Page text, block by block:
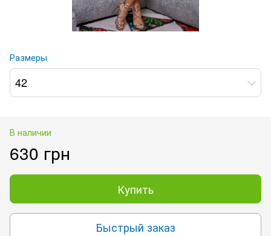
Размеры
42
В наличии
630 грн
Купить
Быстрый заказ